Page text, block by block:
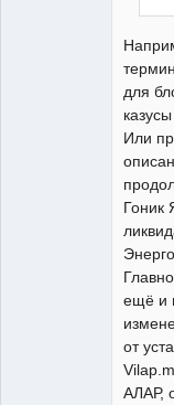
для
Или
Гоник
ещё и
от
АЛАР,